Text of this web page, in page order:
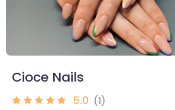
Cioce Nails
5.0 (1)